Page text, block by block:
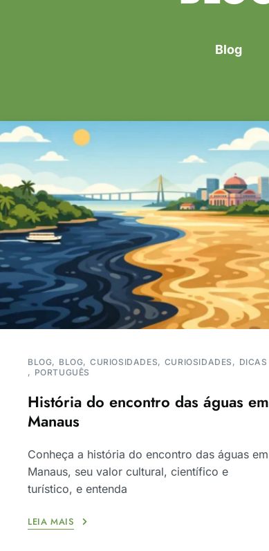
Blog
BLOG BLOG CURIOSIDADES CURIOSIDADES
DICAS
PORTUGUÊS
História do encontro das águas em
Manaus
Conheça a história do encontro das águas em
Manaus, seu valor cultural, científico e
turístico, e entenda
LEIA MAIS